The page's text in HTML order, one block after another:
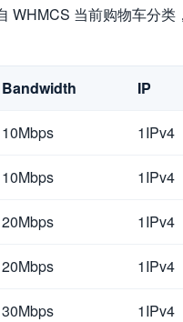
当前购物车分类
Bandwidth IP
10Mbps 1IPv4
10Mbps 1IPv4
20Mbps 1IPv4
20Mbps 1IPv4
30Mbps 1IPv4